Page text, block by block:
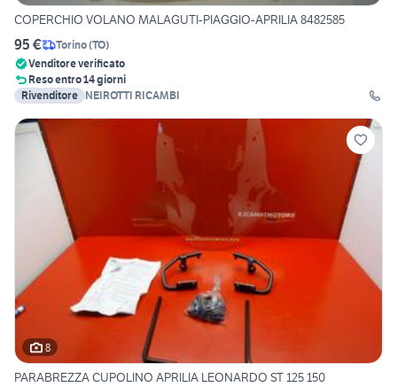
COPERCHIO VOLANO MALAGUTI-PIAGGIO-APRILIA 8482585
95 € Torino(TO)
Venditore verificato
Reso entro 14 giorni
Rivenditore NEIROTTI RICAMBI
8
PARABREZZA CUPOLINO APRILIA LEONARDO ST 125 150